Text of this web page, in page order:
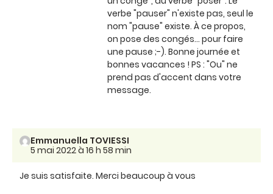
verbe "pauser" n'existe pas, seul le
nom "pause" existe. À ce propos,
on pose des congés... pour faire
une pause ;-). Bonne journée et
bonnes vacances ! PS : "Ou" ne
prend pas d'accent dans votre
message.
Emmanuella TOVIESSI
5 mai 2022 à 16 h 58 min
Je suis satisfaite. Merci beaucoup à vous